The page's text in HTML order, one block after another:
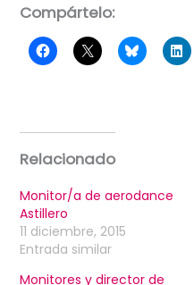
Compártelo:
Relacionado
Monitor/a de aerodance
Astillero
11 diciembre, 2015
Entrada similar
Monitores y director de